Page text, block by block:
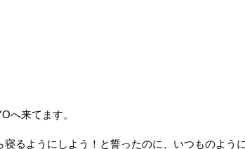
へ来てます。
るようにしよう！と誓ったのに、いつものよう